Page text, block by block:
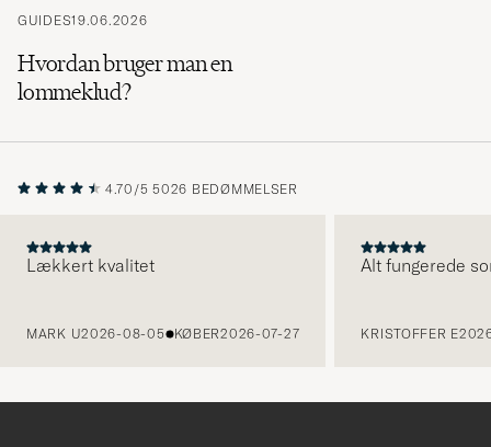
GUIDES19.06.2026
Hvordan bruger man en
lommeklud?
4.70/5 5026 BEDØMMELSER
Lækkert kvalitet
MARK U2026-08-05 KØBER2026-07-27
Alt fungerede
KRISTOFFER E